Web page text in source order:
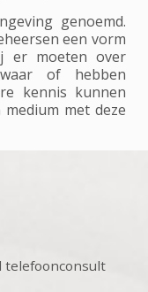
genoemd.
een vorm
er moeten over
of hebben
kennis kunnen
met deze
telefoonconsult